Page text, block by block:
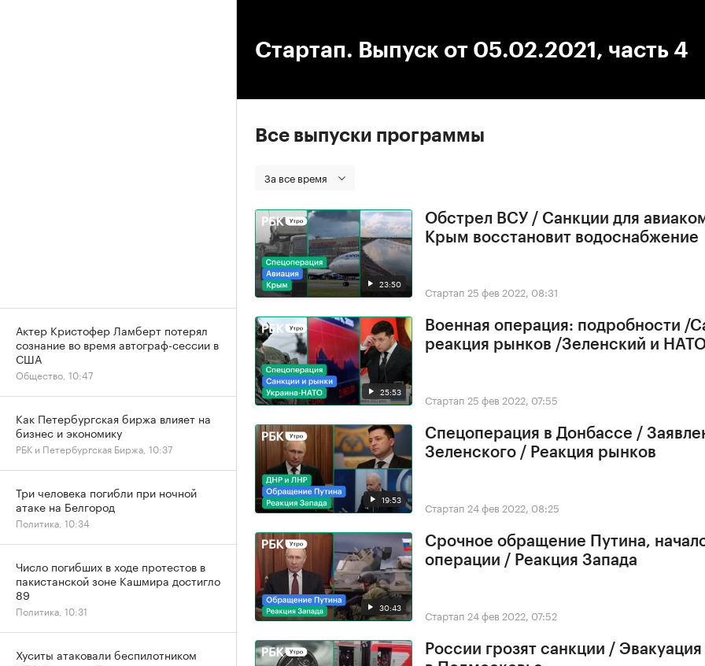
Стартап. Выпуск от 05.02.2021, часть 4
Все выпуски программы
За все время
23:50
Обстрел ВСУ / Санкции для
Крым восстановит водоснабжение
Стартап 25 фев 2022, 08:31
25:53
Военная операция: подробности /
реакция рынков /Зеленский и
Стартап 25 фев 2022, 07:55
19:53
Спецоперация в Донбассе /
Зеленского / Реакция рынков
Стартап 24 фев 2022, 08:25
30:43
Срочное обращение Путина,
операции / Реакция Запада
Стартап 24 фев 2022, 07:52
России грозят санкции /
Актер Кристофер Ламберт потерял
сознание во время автограф-сессии в
США
Общество, 10:47
Как Петербургская биржа влияет на
бизнес и экономику
РБК и Петербургская Биржа, 10:37
Три человека погибли при ночной
атаке на Белгород
Политика, 10:34
Число погибших в ходе протестов в
пакистанской зоне Кашмира достигло
89
Политика, 10:31
Хуситы атаковали беспилотником